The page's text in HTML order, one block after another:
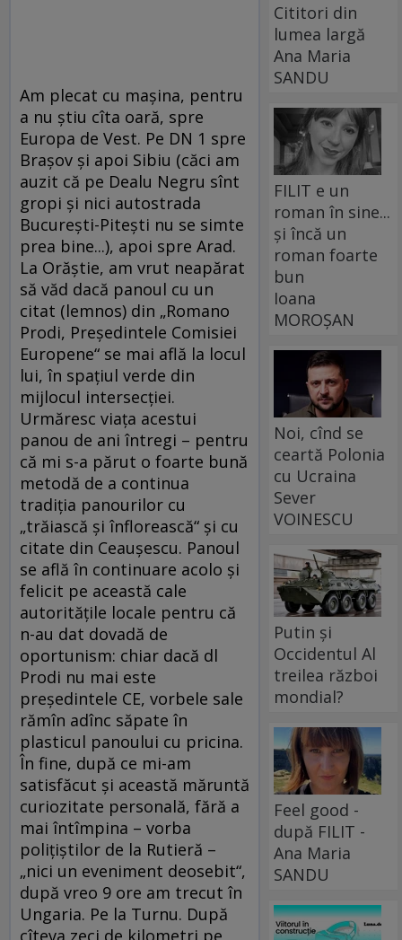
Am plecat cu maşina, pentru
a nu ştiu cîta oară, spre
Europa de Vest. Pe DN 1 spre
Braşov şi apoi Sibiu (căci am
auzit că pe Dealu Negru sînt
gropi şi nici autostrada
Bucureşti-Piteşti nu se simte
prea bine...), apoi spre Arad.
La Orăştie, am vrut neapărat
să văd dacă panoul cu un
citat (lemnos) din „Romano
Prodi, Preşedintele Comisiei
Europene“ se mai află la locul
lui, în spaţiul verde din
mijlocul intersecţiei.
Urmăresc viaţa acestui
panou de ani întregi – pentru
că mi s-a părut o foarte bună
metodă de a continua
tradiţia panourilor cu
„trăiască şi înflorească“ şi cu
citate din Ceauşescu. Panoul
se află în continuare acolo şi
felicit pe această cale
autorităţile locale pentru că
n-au dat dovadă de
oportunism: chiar dacă dl
Prodi nu mai este
preşedintele CE, vorbele sale
rămîn adînc săpate în
plasticul panoului cu pricina.
În fine, după ce mi-am
satisfăcut şi această măruntă
curiozitate personală, fără a
mai întîmpina – vorba
poliţiştilor de la Rutieră –
„nici un eveniment deosebit“,
după vreo 9 ore am trecut în
Ungaria. Pe la Turnu. După
cîteva zeci de kilometri pe
Cititori din
lumea largă
Ana Maria
SANDU
FILIT e un
roman în sine...
și încă un
roman foarte
bun
Ioana
MOROȘAN
Noi, cînd se
ceartă Polonia
cu Ucraina
Sever
VOINESCU
Putin și
Occidentul Al
treilea război
mondial?
Feel good -
după FILIT -
Ana Maria
SANDU